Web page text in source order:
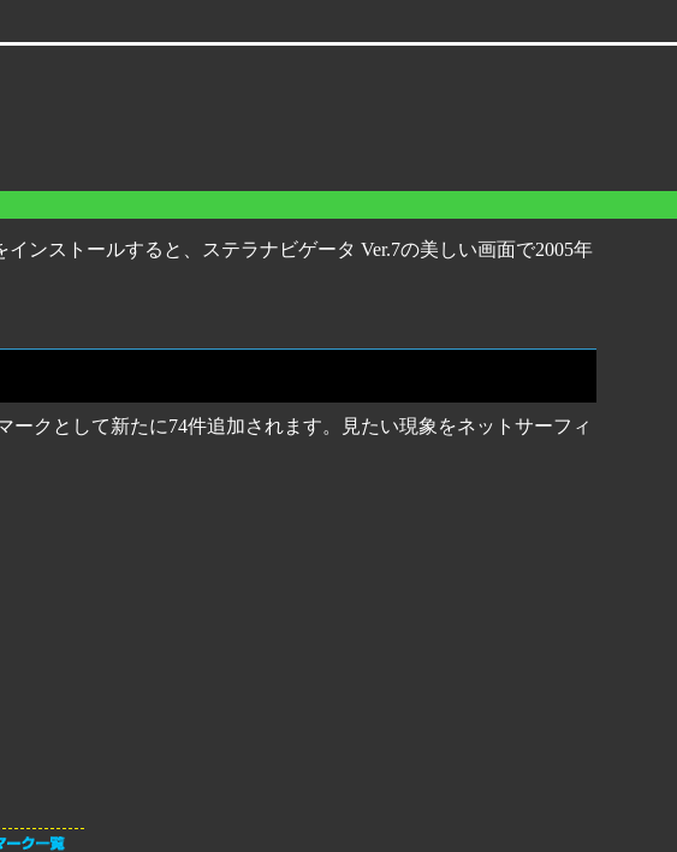
ンストールすると、ステラナビゲータ Ver.7の美しい画面で2005年
クとして新たに74件追加されます。見たい現象をネットサーフィ